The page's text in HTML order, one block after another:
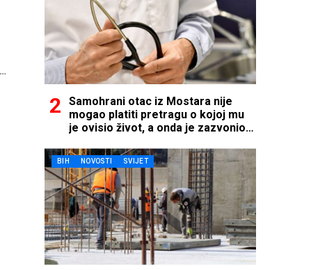
Samohrani otac iz Mostara nije
mogao platiti pretragu o kojoj mu
je ovisio život, a onda je zazvonio
BIH NOVOSTI SVIJET